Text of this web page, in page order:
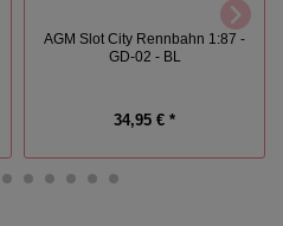
AGM Slot City Rennbahn 1:87 -
GD-02 - BL
34,95 € *